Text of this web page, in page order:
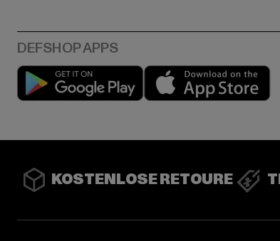
Play market
KOSTENLOSE RETOURE